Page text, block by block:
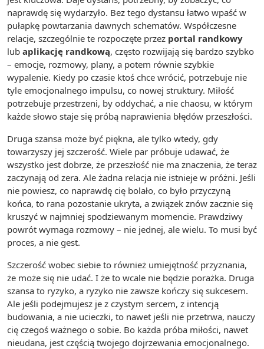
naprawdę się wydarzyło. Bez tego dystansu łatwo wpaść w
pułapkę powtarzania dawnych schematów. Współczesne
relacje, szczególnie te rozpoczęte przez portal randkowy
lub aplikację randkową, często rozwijają się bardzo szybko
– emocje, rozmowy, plany, a potem równie szybkie
wypalenie. Kiedy po czasie ktoś chce wrócić, potrzebuje nie
tyle emocjonalnego impulsu, co nowej struktury. Miłość
potrzebuje przestrzeni, by oddychać, a nie chaosu, w którym
każde słowo staje się próbą naprawienia błędów przeszłości.
Druga szansa może być piękna, ale tylko wtedy, gdy
towarzyszy jej szczerość. Wiele par próbuje udawać, że
wszystko jest dobrze, że przeszłość nie ma znaczenia, że teraz
zaczynają od zera. Ale żadna relacja nie istnieje w próżni. Jeśli
nie powiesz, co naprawdę cię bolało, co było przyczyną
końca, to rana pozostanie ukryta, a związek znów zacznie się
kruszyć w najmniej spodziewanym momencie. Prawdziwy
powrót wymaga rozmowy – nie jednej, ale wielu. To musi być
proces, a nie gest.
Szczerość wobec siebie to również umiejętność przyznania,
że może się nie udać. I że to wcale nie będzie porażka. Druga
szansa to ryzyko, a ryzyko nie zawsze kończy się sukcesem.
Ale jeśli podejmujesz je z czystym sercem, z intencją
budowania, a nie ucieczki, to nawet jeśli nie przetrwa, nauczy
cię czegoś ważnego o sobie. Bo każda próba miłości, nawet
nieudana, jest częścią twojego dojrzewania emocjonalnego.